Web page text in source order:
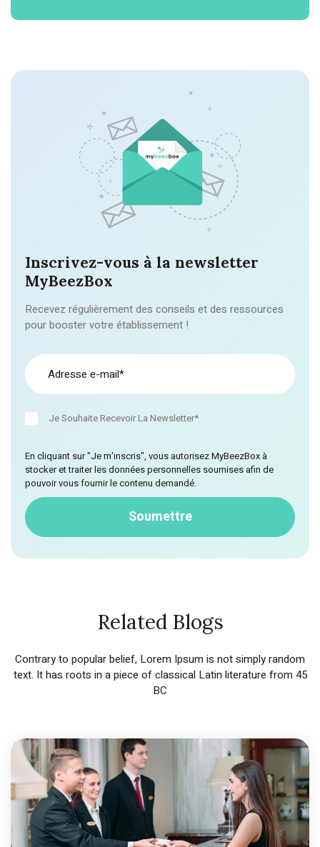
Inscrivez-vous à la newsletter
MyBeezBox
Recevez régulièrement des conseils et des ressources
pour booster votre établissement !
Je Souhaite Recevoir La Newsletter*
En cliquant sur "Je m'inscris", vous autorisez MyBeezBox à
stocker et traiter les données personnelles soumises afin de
pouvoir vous fournir le contenu demandé.
Related Blogs
Contrary to popular belief, Lorem Ipsum is not simply random
text. It has roots in a piece of classical Latin literature from 45
BC